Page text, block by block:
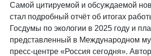
Самой цитируемой и обсуждаемой
стал подробный отчёт об итогах
Госдумы по экологии в 2025 году и
представленный в Международном
пресс-центре «Россия сегодня».